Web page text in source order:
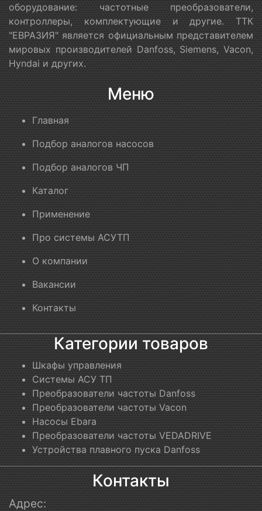
оборудование: частотные преобразователи,
контроллеры, комплектующие и другие. ТТК
"ЕВРАЗИЯ" является официальным представителем
мировых производителей Danfoss, Siemens, Vacon,
Hyndai и других.
Меню
Главная
Подбор аналогов насосов
Подбор аналогов ЧП
Каталог
Применение
Про системы АСУТП
О компании
Вакансии
Контакты
Категории товаров
Шкафы управления
Системы АСУ ТП
Преобразователи частоты Danfoss
Преобразователи частоты Vacon
Насосы Ebara
Преобразователи частоты VEDADRIVE
Устройства плавного пуска Danfoss
Контакты
Адрес: